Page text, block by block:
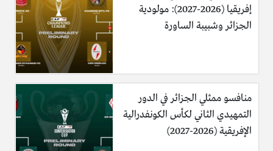
إفريقيا (2026-2027): مولودية
الجزائر وشبيبة الساورة
منافسو ممثلي الجزائر في الدور
التمهيدي الثاني لكأس الكونفدرالية
الإفريقية (2026-2027)